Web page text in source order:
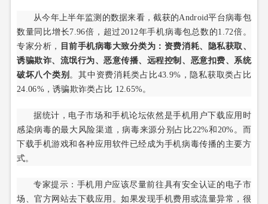
从今年上半年监测的数据来看，截获的Android平台病毒包
数量同比增长7.96倍，超过2012年手机病毒包总数的1.72倍。
专家分析，
目前手机病毒大致分类为：资费消耗、隐私获取、
诱骗欺诈、流氓行为、恶意传播、远程控制、恶意扣费、系统
破坏八个类别 。其中资费消耗类占比43.9%，隐私获取类占比
24.06%，诱骗欺诈类占比 12.65%。
据统计，电子市场和手机论坛依然是手机用户下载应用时
感染病毒的最大风险渠道，病毒来源分别占比22%和20%。而
下载手机游戏和各种应用软件已经成为手机病毒传播的主要方
式。
专家提示：手机用户应该尽量前往具有安全认证的电子市
场、官方网站去下载应用。如果发现手机费用或流量异常，很